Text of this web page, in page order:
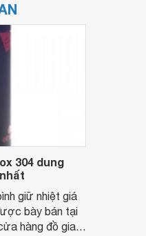
304 dung
giữ nhiệt giá
bày bán tại
hàng đồ gia